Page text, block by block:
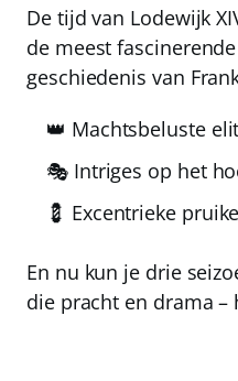
De tijd van Lodewijk
de meest
geschiedenis van
👑 Machtsbeluste
🎭 Intriges op het
💈 Excentrieke
En nu kun je drie
die pracht en drama –